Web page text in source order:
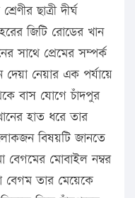
ছাত্রী দীর্ঘ
জিটি রোডের খান
সাথে প্রেমের সম্পর্ক
নেয়ার এক পর্যায়ে
বাস যোগে চাঁদপুর
হাত ধরে তার
বিষয়টি জানতে
বেগমের মোবাইল নম্বর
বেগম তার মেয়েকে